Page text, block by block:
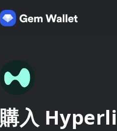
購入